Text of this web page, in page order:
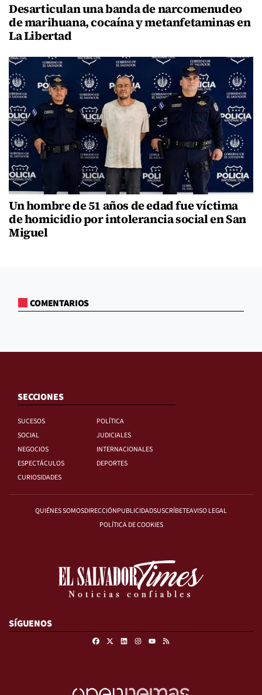
Desarticulan una banda de narcomenudeo
de marihuana, cocaína y metanfetaminas en
La Libertad
Un hombre de 51 años de edad fue víctima
de homicidio por intolerancia social en San
Miguel
COMENTARIOS
SECCIONES
SUCESOS
POLÍTICA
SOCIAL
JUDICIALES
NEGOCIOS
INTERNACIONALES
ESPECTÁCULOS
DEPORTES
CURIOSIDADES
QUIÉNES SOMOSDIRECCIÓNPUBLICIDADSUSCRÍBETEAVISO LEGAL
POLÍTICA DE COOKIES
SÍGUENOS
FacebookLinkedinInstagram